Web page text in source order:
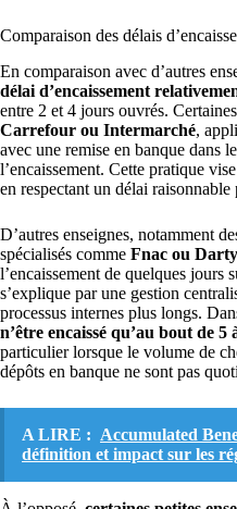
Comparaison des délais
En comparaison avec d’autres
délai d’encaissement
entre 2 et 4 jours ouvrés.
Carrefour ou Intermarché,
avec une remise en banque dans
l’encaissement. Cette pratique
en respectant un délai
D’autres enseignes, notamment
spécialisés comme Fnac ou Darty
l’encaissement de quelques jours
s’explique par une gestion
processus internes plus longs.
n’être encaissé qu’au bout de
particulier lorsque le volume de
dépôts en banque ne sont pas
A LIRE : Accumulated
définition et impact sur les